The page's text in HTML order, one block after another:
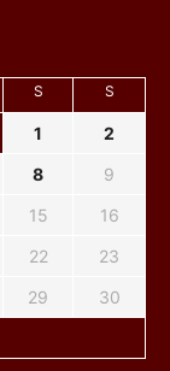
S S
1
2
8
9
15
16
22
23
29
30